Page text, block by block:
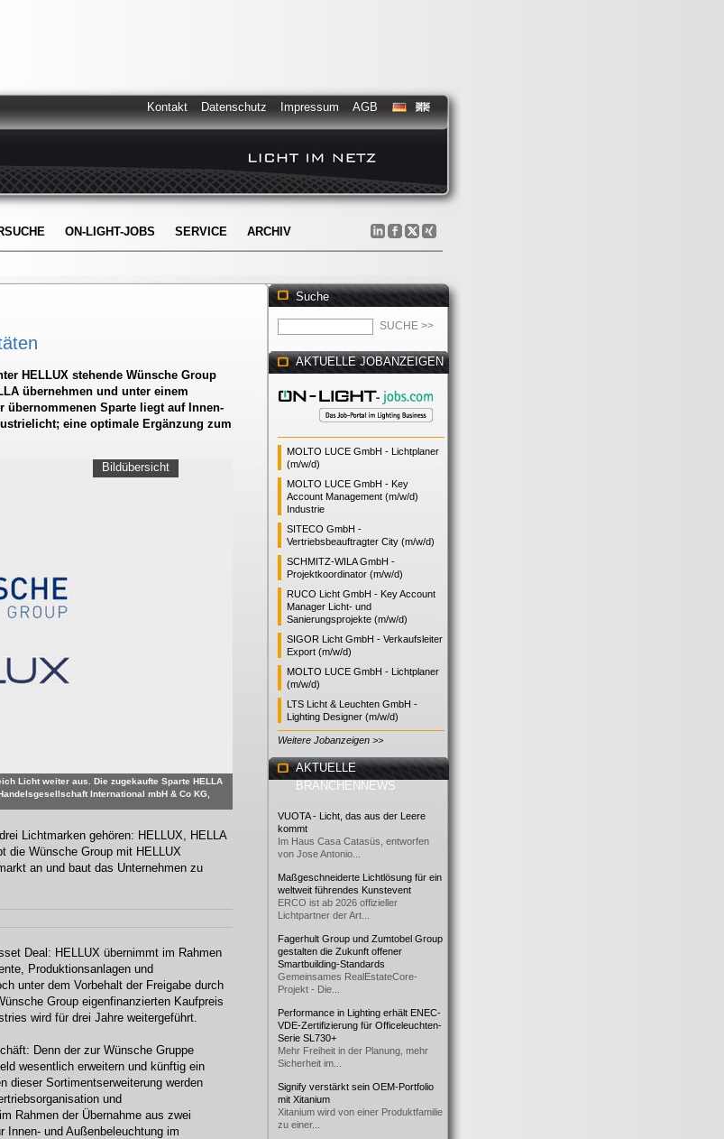
Kontakt Datenschutz Impressum AGB
ON-LIGHT-JOBS SERVICE ARCHIV
HELLUX stehende Wünsche Group
übernehmen und unter einem
übernommenen Sparte liegt auf Innen-
eine optimale Ergänzung zum
Licht weiter aus. Die zugekaufte Sparte HELLA
International mbH & Co KG,
Bildübersicht
Lichtmarken gehören: HELLUX, HELLA
die Wünsche Group mit HELLUX
an und baut das Unternehmen zu
Deal: HELLUX übernimmt im Rahmen
Produktionsanlagen und
unter dem Vorbehalt der Freigabe durch
Group eigenfinanzierten Kaufpreis
wird für drei Jahre weitergeführt.
Denn der zur Wünsche Gruppe
wesentlich erweitern und künftig ein
dieser Sortimentserweiterung werden
und
Rahmen der Übernahme aus zwei
Innen- und Außenbeleuchtung im
Suche
AKTUELLE JOBANZEIGEN
MOLTO LUCE GmbH - Lichtplaner
(m/w/d)
MOLTO LUCE GmbH - Key
Account Management (m/w/d)
Industrie
SITECO GmbH -
Vertriebsbeauftragter City (m/w/d)
SCHMITZ-WILA GmbH -
Projektkoordinator (m/w/d)
RUCO Licht GmbH - Key Account
Manager Licht- und
Sanierungsprojekte (m/w/d)
SIGOR Licht GmbH - Verkaufsleiter
Export (m/w/d)
MOLTO LUCE GmbH - Lichtplaner
(m/w/d)
LTS Licht & Leuchten GmbH -
Lighting Designer (m/w/d)
Weitere Jobanzeigen >>
AKTUELLE
BRANCHENNEWS
VUOTA - Licht, das aus der Leere
kommt
Im Haus Casa Catasüs, entworfen
von Jose Antonio...
Maßgeschneiderte Lichtlösung für ein
weltweit führendes Kunstevent
ERCO ist ab 2026 offizieller
Lichtpartner der Art...
Fagerhult Group und Zumtobel Group
gestalten die Zukunft offener
Smartbuilding-Standards
Gemeinsames RealEstateCore-
Projekt - Die...
Performance in Lighting erhält ENEC-
VDE-Zertifizierung für Officeleuchten-
Serie SL730+
Mehr Freiheit in der Planung, mehr
Sicherheit im...
Signify verstärkt sein OEM-Portfolio
mit Xitanium
Xitanium wird von einer Produktfamilie
zu einer...